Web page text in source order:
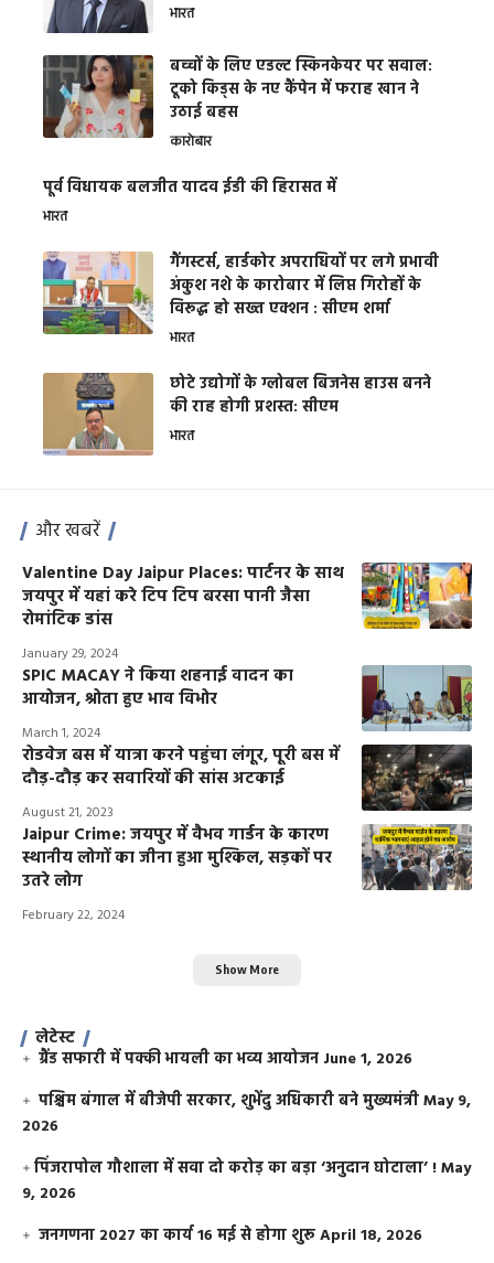
भारत
बच्चों के लिए एडल्ट स्किनकेयर पर सवाल:
टूको किड्स के नए कैंपेन में फराह खान ने
उठाई बहस
कारोबार
पूर्व विधायक बलजीत यादव ईडी की हिरासत में
भारत
गैंगस्टर्स, हार्डकोर अपराधियों पर लगे प्रभावी
अंकुश नशे के कारोबार में लिप्त गिरोहों के
विरूद्ध हो सख्त एक्शन : सीएम शर्मा
भारत
छोटे उद्योगों के ग्लोबल बिजनेस हाउस बनने
की राह होगी प्रशस्त: सीएम
भारत
और खबरें
Valentine Day Jaipur Places: पार्टनर के साथ
जयपुर में यहां करे टिप टिप बरसा पानी जैसा
रोमांटिक डांस
January 29, 2024
SPIC MACAY ने किया शहनाई वादन का
आयोजन, श्रोता हुए भाव विभोर
March 1, 2024
रोडवेज बस में यात्रा करने पहुंचा लंगूर, पूरी बस में
दौड़-दौड़ कर सवारियों की सांस अटकाई
August 21, 2023
Jaipur Crime: जयपुर में वैभव गार्डन के कारण
स्थानीय लोगों का जीना हुआ मुश्किल, सड़कों पर
उतरे लोग
February 22, 2024
Show More
लेटेस्ट
ग्रैंड सफारी में पक्की भायली का भव्य आयोजन June 1, 2026
पश्चिम बंगाल में बीजेपी सरकार, शुभेंदु अधिकारी बने मुख्यमंत्रीMay 9,
2026
​पिंजरापोल गौशाला में सवा दो करोड़ का बड़ा ‘अनुदान घोटाला’ !May
9, 2026
जनगणना 2027 का कार्य 16 मई से होगा शुरूApril 18, 2026